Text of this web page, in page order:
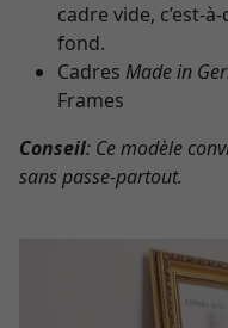
cadre vide, c’est-
fond.
Cadres Made in
Frames
Conseil: Ce modèle
sans passe-partout.